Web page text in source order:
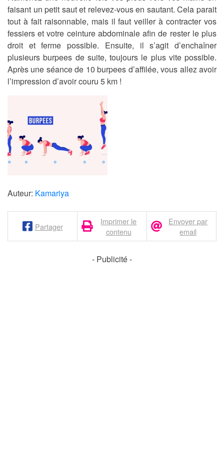
faisant un petit saut et relevez-vous en sautant. Cela parait
tout à fait raisonnable, mais il faut veiller à contracter vos
fessiers et votre ceinture abdominale afin de rester le plus
droit et ferme possible. Ensuite, il s’agit d’enchaîner
plusieurs burpees de suite, toujours le plus vite possible.
Après une séance de 10 burpees d’affilée, vous allez avoir
l’impression d’avoir couru 5 km !
Auteur: Kamariya
Partager
Imprimer le
contenu
Envoyer par
email
- Publicité -